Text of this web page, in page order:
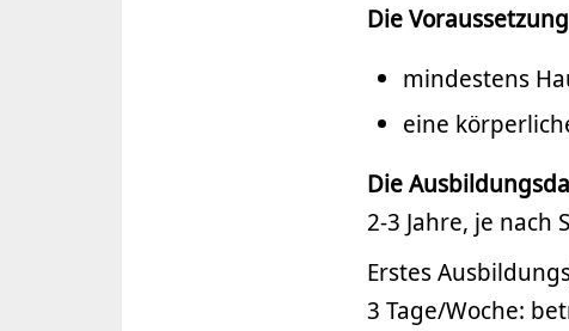
Die
mindestens
eine
Die
2-3 Jahre, je nach
Erstes
3 Tage/Woche: